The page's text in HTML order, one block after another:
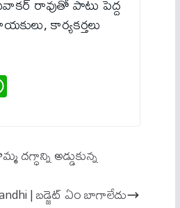
రావుతో పాటు పెద్ద
కార్యకర్తలు
W
ha
A
pp
దగ్ధాన్ని అడ్డుకున్న
| బ‌డ్జెట్ ఏం బాగాలేదు